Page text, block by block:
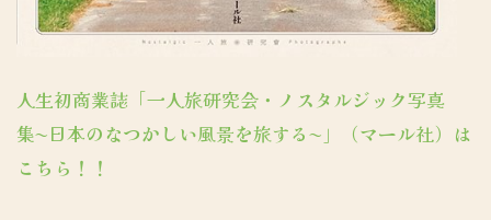
人生初商業誌「一人旅研究会・ノスタルジック写真
集〜日本のなつかしい風景を旅する〜」（マール社）は
こちら！！